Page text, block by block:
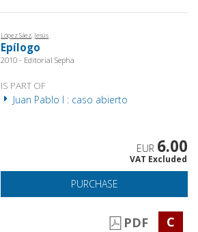
López Sáez, Jesús
Epílogo
2010 - Editorial Sepha
IS PART OF
Juan Pablo I : caso abierto
EUR 6.00
VAT Excluded
PURCHASE
PDF C